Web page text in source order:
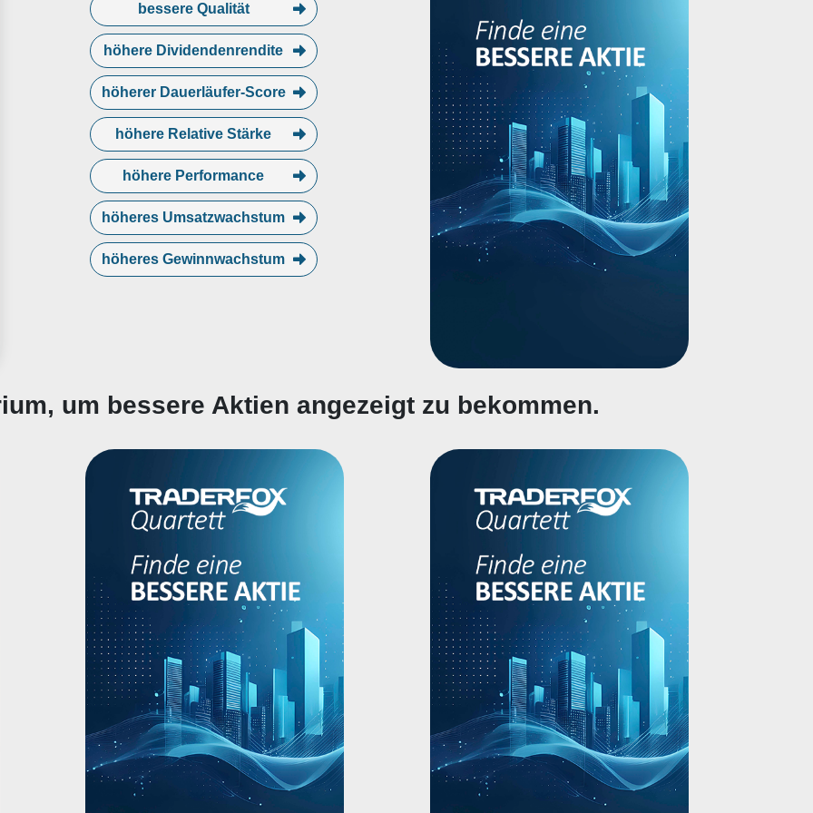
bessere Qualität
höhere Dividendenrendite
höherer Dauerläufer-Score
höhere Relative Stärke
höhere Performance
höheres Umsatzwachstum
höheres Gewinnwachstum
um bessere Aktien angezeigt zu bekommen.